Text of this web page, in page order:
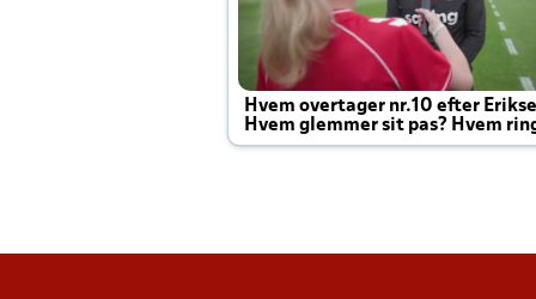
Hvem overtager nr.10 efter
Hvem glemmer sit pas? Hvem
Joachim altid til efter kampe?